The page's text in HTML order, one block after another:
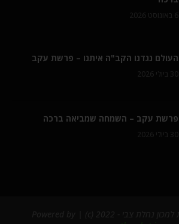
6 באוגוסט 2026
העולם נגדנו הקב"ה איתנו – פרשת עקב
30 ביולי 2026
פרשת עקב – השמחה שמביאה ברכה
30 ביולי 2026